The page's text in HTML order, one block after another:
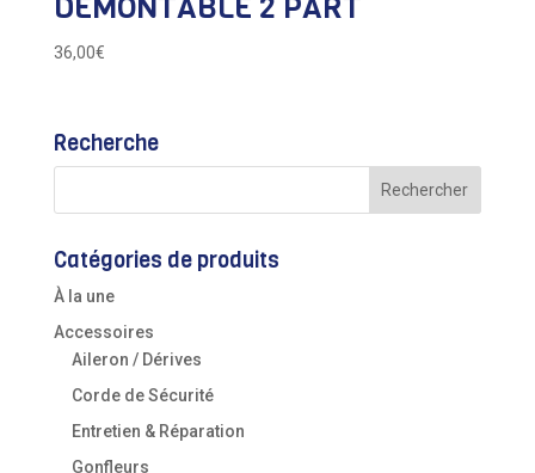
36,00€
Recherche
Catégories de produits
À la une
Accessoires
Aileron / Dérives
Corde de Sécurité
Entretien & Réparation
Gonfleurs